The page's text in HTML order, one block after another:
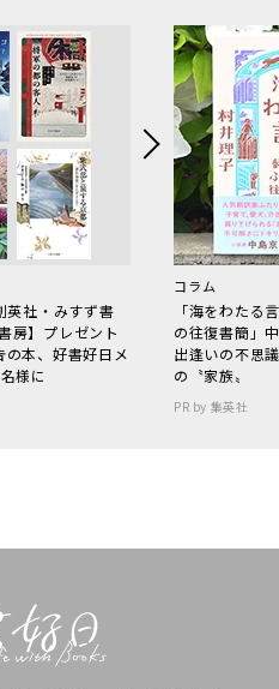
英社・みすず書
房】プレゼント
本、好書好日メ
様に
コラム
「海をわた
の往復書簡」
出逢いの不思
の〝家族〟
PR by 集英社